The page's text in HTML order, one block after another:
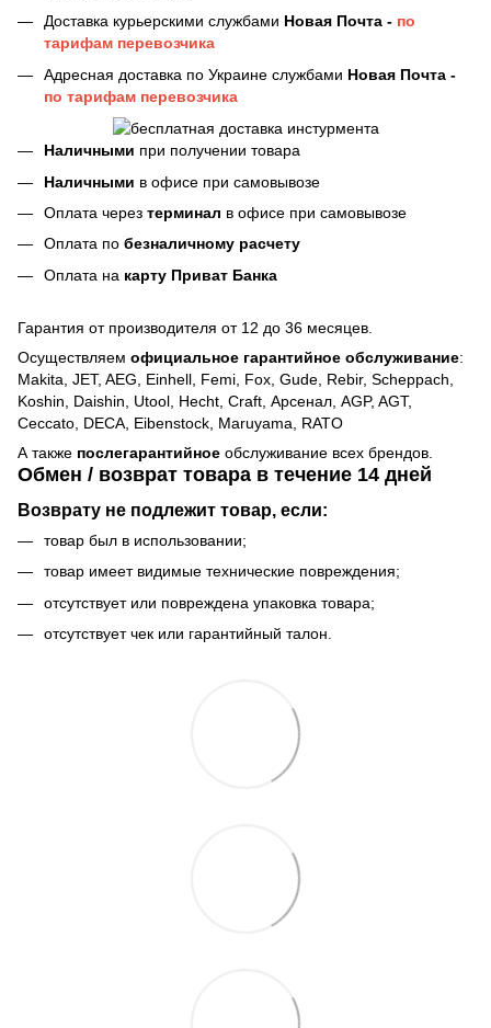
Доставка курьерскими службами Новая Почта - по
тарифам перевозчика
Адресная доставка по Украине службами Новая Почта -
по тарифам перевозчика
Наличными при получении товара
Наличными в офисе при самовывозе
Оплата через терминал в офисе при самовывозе
Оплата по безналичному расчету
Оплата на карту Приват Банка
Гарантия от производителя от 12 до 36 месяцев.
Осуществляем официальное гарантийное обслуживание:
Makita, JET, AEG, Einhell, Femi, Fox, Gude, Rebir, Scheppach,
Koshin, Daishin, Utool, Hecht, Craft, Арсенал, AGP, AGT,
Ceccato, DECA, Eibenstock, Maruyama, RATO
А также послегарантийное обслуживание всех брендов.
Обмен / возврат товара в течение 14 дней
Возврату не подлежит товар, если:
товар был в использовании;
товар имеет видимые технические повреждения;
отсутствует или повреждена упаковка товара;
отсутствует чек или гарантийный талон.